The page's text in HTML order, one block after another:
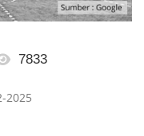
7833
2025